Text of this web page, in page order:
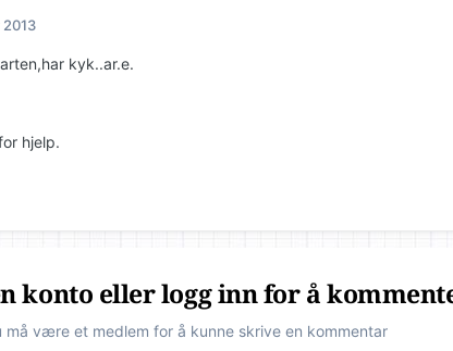
2013
kyk..ar.e.
hjelp.
konto eller logg inn for å
må være et medlem for å kunne skrive en kommentar